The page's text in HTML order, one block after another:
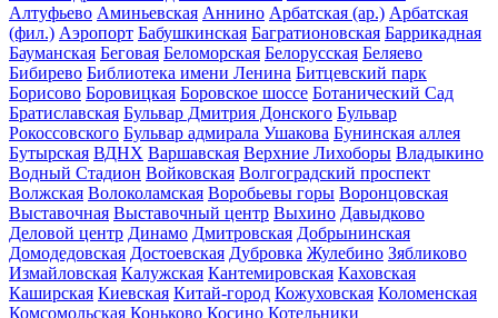
Алтуфьево Аминьевская Аннино Арбатская (ар.) Арбатская
(фил.) Аэропорт Бабушкинская Багратионовская Баррикадная
Бауманская Беговая Беломорская Белорусская Беляево
Бибирево Библиотека имени Ленина Битцевский парк
Борисово Боровицкая Боровское шоссе Ботанический Сад
Братиславская Бульвар Дмитрия Донского Бульвар
Рокоссовского Бульвар адмирала Ушакова Бунинская аллея
Бутырская ВДНХ Варшавская Верхние Лихоборы Владыкино
Водный Стадион Войковская Волгоградский проспект
Волжская Волоколамская Воробьевы горы Воронцовская
Выставочная Выставочный центр Выхино Давыдково
Деловой центр Динамо Дмитровская Добрынинская
Домодедовская Достоевская Дубровка Жулебино Зябликово
Измайловская Калужская Кантемировская Каховская
Каширская Киевская Китай-город Кожуховская Коломенская
Комсомольская Коньково Косино Котельники